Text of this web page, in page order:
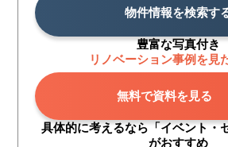
物件情報を検索す
豊富な写真付き
リノベーション事例を見
無料で資料を見る
具体的に考えるなら「イベント・
がおすすめ